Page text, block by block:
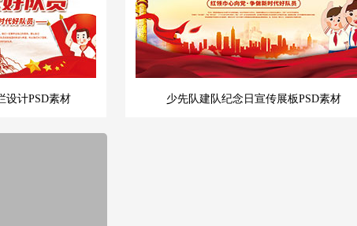
设计PSD素材 少先队建队纪念日宣传展板PSD素材